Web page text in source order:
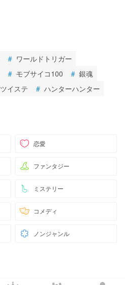
# ワールドトリガー
# モブサイコ100 # 銀魂
ツイステ # ハンターハンター
恋愛
ファンタジー
ミステリー
コメディ
ノンジャンル